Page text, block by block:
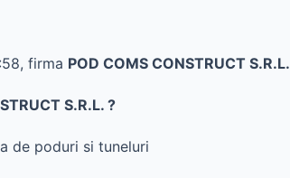
firma POD COMS CONSTRUCT S.R.L.
S.R.L. ?
de poduri si tuneluri